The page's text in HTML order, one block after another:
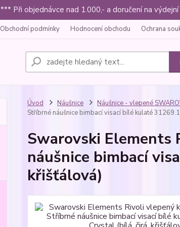
*** Při objednávce nad 1.000,- a doručení na
Obchodní podmínky Hodnocení obchodu Ochrana
Úvod Náušnice Náušnice - vlepené
Stříbrné náušnice bimbací visací bílé kulaté
Swarovski
náušnice bimbací
křišťálová)